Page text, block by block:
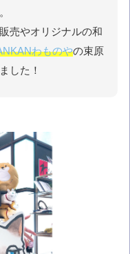
売やオリジナルの和
わものやの束原
した！